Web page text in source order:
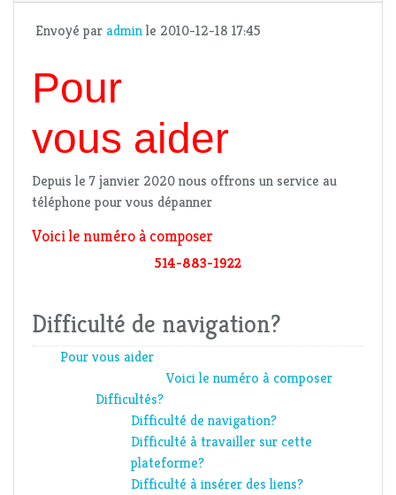
Envoyé par adminle 2010-12-18 17:45
Pour
vous aider
Depuis le 7 janvier 2020 nous offrons un service au
téléphone pour vous dépanner
Voici le numéro à composer
514-883-1922
Difficulté de navigation?
Pour vous aider
Voici le numéro à composer
Difficultés?
Difficulté de navigation?
Difficulté à travailler sur cette
plateforme?
Difficulté à insérer des liens?